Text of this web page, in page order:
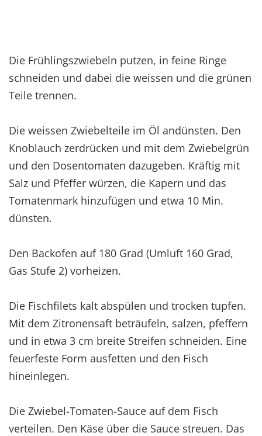
Die Frühlingszwiebeln putzen, in feine Ringe
schneiden und dabei die weissen und die grünen
Teile trennen.
Die weissen Zwiebelteile im Öl andünsten. Den
Knoblauch zerdrücken und mit dem Zwiebelgrün
und den Dosentomaten dazugeben. Kräftig mit
Salz und Pfeffer würzen, die Kapern und das
Tomatenmark hinzufügen und etwa 10 Min.
dünsten.
Den Backofen auf 180 Grad (Umluft 160 Grad,
Gas Stufe 2) vorheizen.
Die Fischfilets kalt abspülen und trocken tupfen.
Mit dem Zitronensaft beträufeln, salzen, pfeffern
und in etwa 3 cm breite Streifen schneiden. Eine
feuerfeste Form ausfetten und den Fisch
hineinlegen.
Die Zwiebel-Tomaten-Sauce auf dem Fisch
verteilen. Den Käse über die Sauce streuen. Das